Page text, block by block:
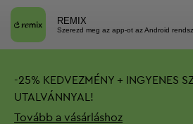
REMIX
Szerezd meg az app-ot az Android
-25% KEDVEZMÉNY + INGYENES
UTALVÁNNYAL!
Tovább a vásárláshoz